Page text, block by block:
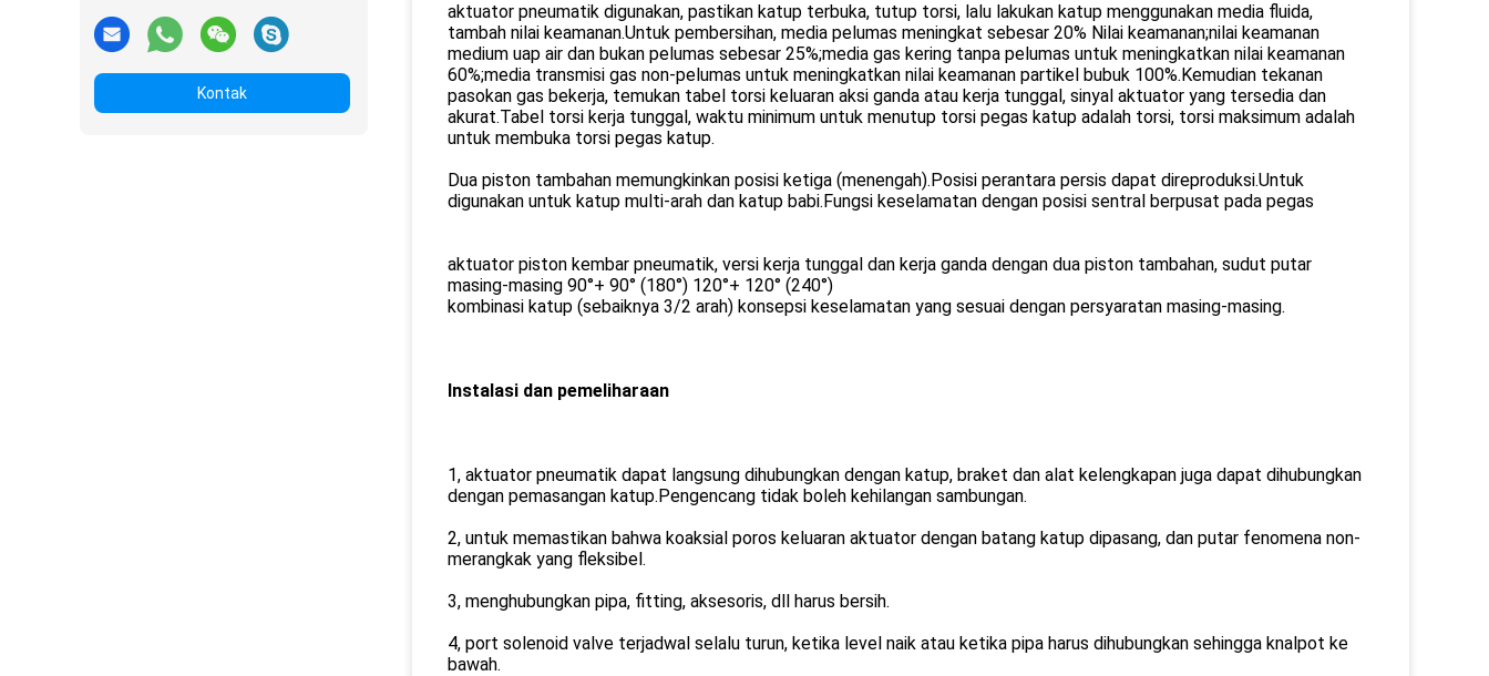
Kontak
aktuator pneumatik digunakan, pastikan katup terbuka, tutup torsi, lalu lakukan katup menggunakan media fluida,
tambah nilai keamanan.Untuk pembersihan, media pelumas meningkat sebesar 20% Nilai keamanan;nilai keamanan
medium uap air dan bukan pelumas sebesar 25%;media gas kering tanpa pelumas untuk meningkatkan nilai keamanan
60%;media transmisi gas non-pelumas untuk meningkatkan nilai keamanan partikel bubuk 100%.Kemudian tekanan
pasokan gas bekerja, temukan tabel torsi keluaran aksi ganda atau kerja tunggal, sinyal aktuator yang tersedia dan
akurat.Tabel torsi kerja tunggal, waktu minimum untuk menutup torsi pegas katup adalah torsi, torsi maksimum adalah
untuk membuka torsi pegas katup.
Dua piston tambahan memungkinkan posisi ketiga (menengah).Posisi perantara persis dapat direproduksi.Untuk
digunakan untuk katup multi-arah dan katup babi.Fungsi keselamatan dengan posisi sentral berpusat pada pegas
aktuator piston kembar pneumatik, versi kerja tunggal dan kerja ganda dengan dua piston tambahan, sudut putar
masing-masing 90°+ 90° (180°) 120°+ 120° (240°)
kombinasi katup (sebaiknya 3/2 arah) konsepsi keselamatan yang sesuai dengan persyaratan masing-masing.
Instalasi dan pemeliharaan
1, aktuator pneumatik dapat langsung dihubungkan dengan katup, braket dan alat kelengkapan juga dapat dihubungkan
dengan pemasangan katup.Pengencang tidak boleh kehilangan sambungan.
2, untuk memastikan bahwa koaksial poros keluaran aktuator dengan batang katup dipasang, dan putar fenomena non-
merangkak yang fleksibel.
3, menghubungkan pipa, fitting, aksesoris, dll harus bersih.
4, port solenoid valve terjadwal selalu turun, ketika level naik atau ketika pipa harus dihubungkan sehingga knalpot ke
bawah.